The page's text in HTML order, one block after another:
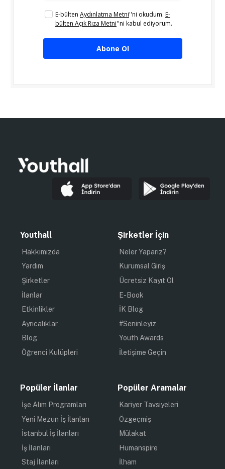
E-bülten Aydınlatma Metni''ni okudum. E-
bülten Açık Rıza Metni''ni kabul ediyorum.
Abone Ol
Youthall
Hakkımızda
Yardım
Şirketler
İlanlar
Etkinlikler
Ayrıcalıklar
Blog
Öğrenci Kulüpleri
Şirketler İçin
Neler Yaparız?
Kurumsal Giriş
Ücretsiz Kayıt Ol
E-Book
İK Blog
#Seninleyiz
Youth Awards
İletişime Geçin
Popüler İlanlar
İşe Alım Programları
Yeni Mezun İş İlanları
İstanbul İş İlanları
İş İlanları
Staj İlanları
Popüler Aramalar
Kariyer Tavsiyeleri
Özgeçmiş
Mülakat
Humanspire
İlham